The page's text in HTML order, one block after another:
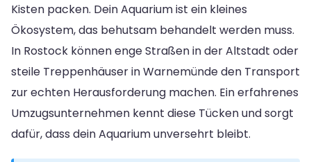
Kisten packen. Dein Aquarium ist ein kleines
Ökosystem, das behutsam behandelt werden muss.
In Rostock können enge Straßen in der Altstadt oder
steile Treppenhäuser in Warnemünde den Transport
zur echten Herausforderung machen. Ein erfahrenes
Umzugsunternehmen kennt diese Tücken und sorgt
dafür, dass dein Aquarium unversehrt bleibt.